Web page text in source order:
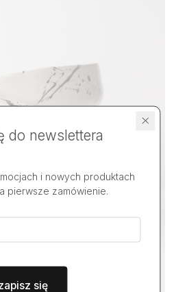
do newslettera
i nowych produktach
pierwsze zamówienie.
się